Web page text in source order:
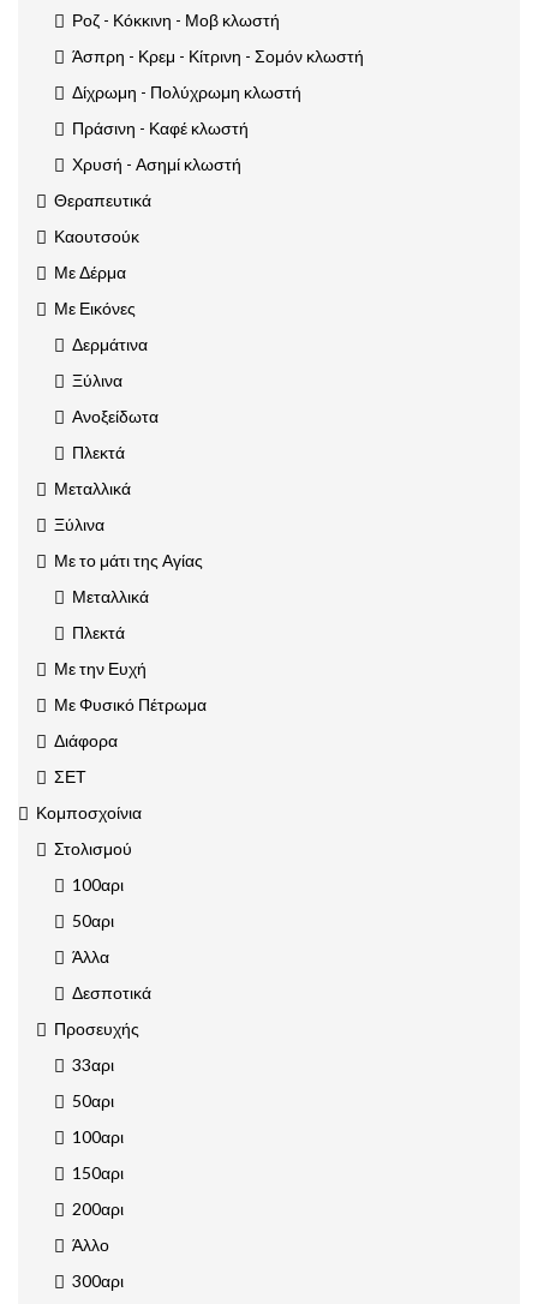
Ροζ - Κόκκινη - Μοβ κλωστή
Άσπρη - Κρεμ - Κίτρινη - Σομόν κλωστή
Δίχρωμη - Πολύχρωμη κλωστή
Πράσινη - Καφέ κλωστή
Χρυσή - Ασημί κλωστή
Θεραπευτικά
Καουτσούκ
Με Δέρμα
Με Εικόνες
Δερμάτινα
Ξύλινα
Ανοξείδωτα
Πλεκτά
Μεταλλικά
Ξύλινα
Με το μάτι της Αγίας
Μεταλλικά
Πλεκτά
Με την Ευχή
Με Φυσικό Πέτρωμα
Διάφορα
ΣΕΤ
Κομποσχοίνια
Στολισμού
100αρι
50αρι
Άλλα
Δεσποτικά
Προσευχής
33αρι
50αρι
100αρι
150αρι
200αρι
Άλλο
300αρι